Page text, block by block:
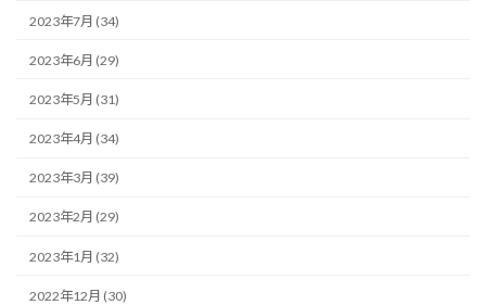
2023年7月 (34)
2023年6月 (29)
2023年5月 (31)
2023年4月 (34)
2023年3月 (39)
2023年2月 (29)
2023年1月 (32)
2022年12月 (30)